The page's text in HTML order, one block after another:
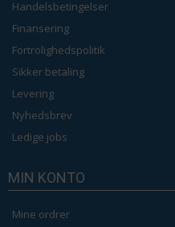
Handelsbetingelser
Finansering
Fortrolighedspolitik
Sikker betaling
Levering
Nyhedsbrev
Ledige jobs
MIN KONTO
Mine ordrer